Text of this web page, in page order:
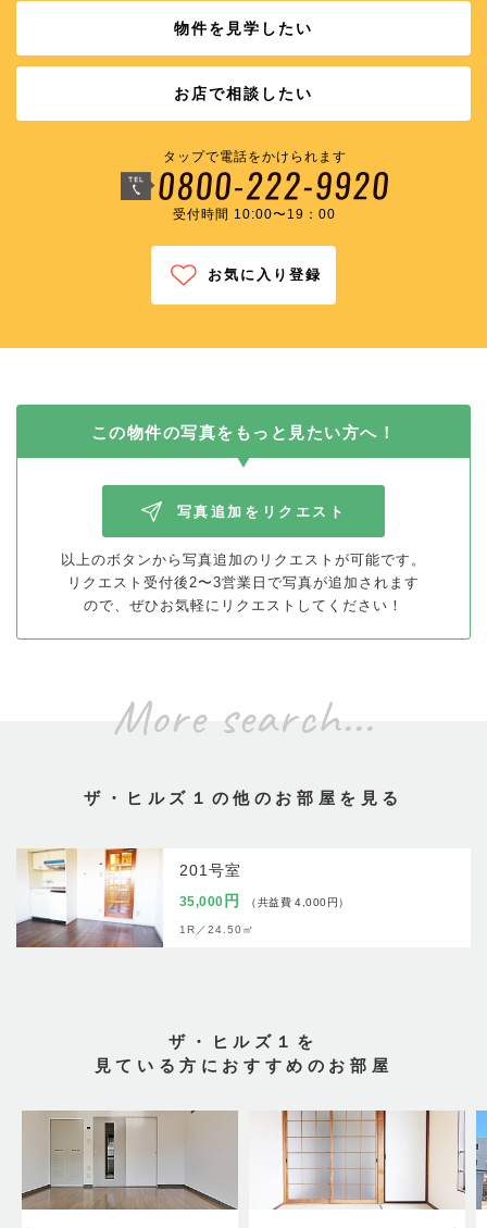
物件を見学したい
お店で相談したい
お気に入り登録
タップで電話をかけられます
受付時間 10:00〜19：00
この物件の写真を もっと見たい方へ！
写真追加をリクエスト
以上のボタンから写真追加のリクエストが可能です。
リクエスト受付後2〜3営業日で写真が追加されます
ので、 ぜひお気軽にリクエストしてください！
More search...
ザ・ヒルズ１の他のお部屋を見る
201号室
35,000 円 （共益費 4,000円）
1R／24.50㎡
ザ・ヒルズ１を
見ている方におすすめのお部屋